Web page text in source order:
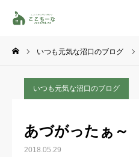
いつも元気な沼口のブログ
いつも元気な沼口のブログ
あづがったぁ～
2018.05.29
お問い合わせ
LINE登録